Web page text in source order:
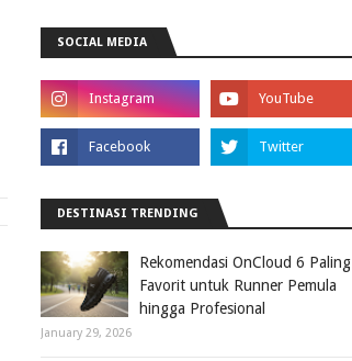
SOCIAL MEDIA
DESTINASI TRENDING
Rekomendasi OnCloud 6 Paling
Favorit untuk Runner Pemula
hingga Profesional
January 29, 2026